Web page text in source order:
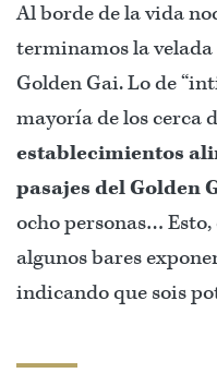
Al borde de la vida
terminamos la
Golden Gai. Lo de
mayoría de los cerca
establecimientos
pasajes del Golden
ocho personas…
algunos bares
indicando que sois